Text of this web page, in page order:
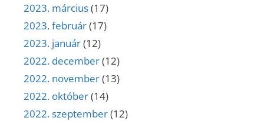
2023. március(17)
2023. február(17)
2023. január(12)
2022. december(12)
2022. november(13)
2022. október(14)
2022. szeptember(12)